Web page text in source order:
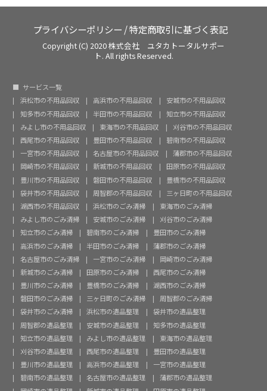
プライバシーポリシー /特定商取引に基づく表記
Copyright (C) 2020 株式会社 ユタカトータルサポー
ト. All rights Reserved.
サービス一覧
浜松市の不用品回収
高浜市の不用品回収
安城市の不用品回収
知多市の不用品回収
半田市の不用品回収
知立市の不用品回収
みよし市の不用品回収
東海市の不用品回収
刈谷市の不用品回収
西尾市の不用品回収
豊田市の不用品回収
碧南市の不用品回収
一宮市の不用品回収
名古屋市の不用品回収
蒲郡市の不用品回収
岡崎市の不用品回収
新城市の不用品回収
田原市の不用品回収
豊川市の不用品回収
磐田市の不用品回収
豊橋市の不用品回収
袋井市の不用品回収
周智郡の不用品回収
三ヶ日町の不用品回収
湖西市の不用品回収
浜松市のごみ清掃
東海市のごみ清掃
みよし市のごみ清掃
安城市のごみ清掃
刈谷市のごみ清掃
知立市のごみ清掃
碧南市のごみ清掃
豊田市のごみ清掃
高浜市のごみ清掃
半田市のごみ清掃
蒲郡市のごみ清掃
名古屋市のごみ清掃
一宮市のごみ清掃
岡崎市のごみ清掃
新城市のごみ清掃
田原市のごみ清掃
西尾市のごみ清掃
豊川市のごみ清掃
豊橋市のごみ清掃
湖西市のごみ清掃
磐田市のごみ清掃
三ヶ日町のごみ清掃
周智郡のごみ清掃
袋井市のごみ清掃
浜松市の遺品整理
袋井市の遺品整理
周智郡の遺品整理
安城市の遺品整理
知多市の遺品整理
知立市の遺品整理
みよし市の遺品整理
東海市の遺品整理
刈谷市の遺品整理
西尾市の遺品整理
豊田市の遺品整理
豊川市の遺品整理
高浜市の遺品整理
一宮市の遺品整理
碧南市の遺品整理
名古屋市の遺品整理
蒲郡市の遺品整理